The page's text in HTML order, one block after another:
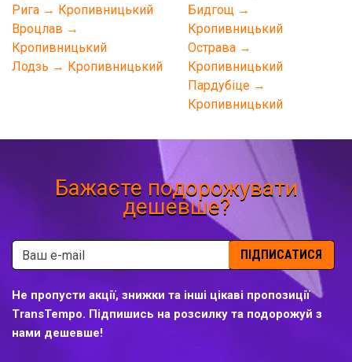
Рига → Кропивницький
Вроцлав →
Кропивницький
Лодзь → Кропивницький
Бидгощ →
Кропивницький
Острава →
Кропивницький
Пардубіце →
Кропивницький
Бажаєте подорожувати
дешевше?
ПІДПИСАТИСЯ
Не пропусти акції, знижки та інші цікаві пропозиції
TransTempo. Підпишись на розсилку та подорожуй з
нами дешевше!